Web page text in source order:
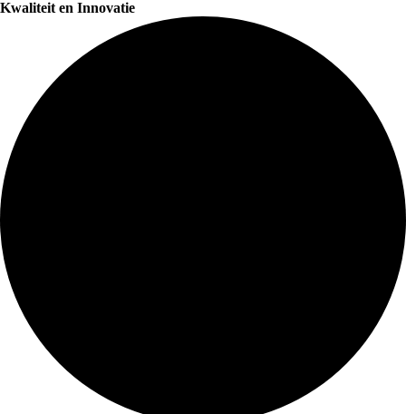
Kwaliteit en Innovatie